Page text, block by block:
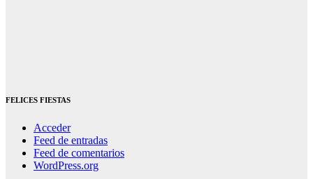
FELICES FIESTAS
Acceder
Feed de entradas
Feed de comentarios
WordPress.org